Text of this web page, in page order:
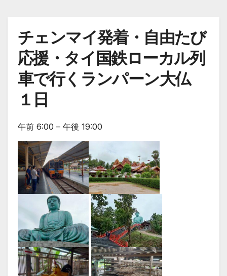
チェンマイ発着・自由たび
応援・タイ国鉄ローカル列
車で行くランパーン大仏
１日
午前 6:00 – 午後 19:00